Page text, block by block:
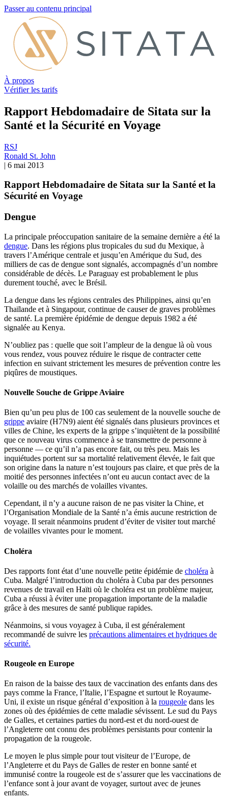
Passer au contenu principal
À propos
Vérifier les tarifs
Rapport Hebdomadaire de Sitata sur la
Santé et la Sécurité en Voyage
RSJ
Ronald St. John
| 6 mai 2013
Rapport Hebdomadaire de Sitata sur la Santé et la
Sécurité en Voyage
Dengue
La principale préoccupation sanitaire de la semaine dernière a été la
dengue. Dans les régions plus tropicales du sud du Mexique, à
travers l’Amérique centrale et jusqu’en Amérique du Sud, des
milliers de cas de dengue sont signalés, accompagnés d’un nombre
considérable de décès. Le Paraguay est probablement le plus
durement touché, avec le Brésil.
La dengue dans les régions centrales des Philippines, ainsi qu’en
Thaïlande et à Singapour, continue de causer de graves problèmes
de santé. La première épidémie de dengue depuis 1982 a été
signalée au Kenya.
N’oubliez pas : quelle que soit l’ampleur de la dengue là où vous
vous rendez, vous pouvez réduire le risque de contracter cette
infection en suivant strictement les mesures de prévention contre les
piqûres de moustiques.
Nouvelle Souche de Grippe Aviaire
Bien qu’un peu plus de 100 cas seulement de la nouvelle souche de
grippe aviaire (H7N9) aient été signalés dans plusieurs provinces et
villes de Chine, les experts de la grippe s’inquiètent de la possibilité
que ce nouveau virus commence à se transmettre de personne à
personne — ce qu’il n’a pas encore fait, ou très peu. Mais les
inquiétudes portent sur sa mortalité relativement élevée, le fait que
son origine dans la nature n’est toujours pas claire, et que près de la
moitié des personnes infectées n’ont eu aucun contact avec de la
volaille ou des marchés de volailles vivantes.
Cependant, il n’y a aucune raison de ne pas visiter la Chine, et
l’Organisation Mondiale de la Santé n’a émis aucune restriction de
voyage. Il serait néanmoins prudent d’éviter de visiter tout marché
de volailles vivantes pour le moment.
Choléra
Des rapports font état d’une nouvelle petite épidémie de choléra à
Cuba. Malgré l’introduction du choléra à Cuba par des personnes
revenues de travail en Haïti où le choléra est un problème majeur,
Cuba a réussi à éviter une propagation importante de la maladie
grâce à des mesures de santé publique rapides.
Néanmoins, si vous voyagez à Cuba, il est généralement
recommandé de suivre les précautions alimentaires et hydriques de
sécurité.
Rougeole en Europe
En raison de la baisse des taux de vaccination des enfants dans des
pays comme la France, l’Italie, l’Espagne et surtout le Royaume-
Uni, il existe un risque général d’exposition à la rougeole dans les
zones où des épidémies de cette maladie sévissent. Le sud du Pays
de Galles, et certaines parties du nord-est et du nord-ouest de
l’Angleterre ont connu des problèmes persistants pour contenir la
propagation de la rougeole.
Le moyen le plus simple pour tout visiteur de l’Europe, de
l’Angleterre et du Pays de Galles de rester en bonne santé et
immunisé contre la rougeole est de s’assurer que les vaccinations de
l’enfance sont à jour avant de voyager, surtout avec de jeunes
enfants.